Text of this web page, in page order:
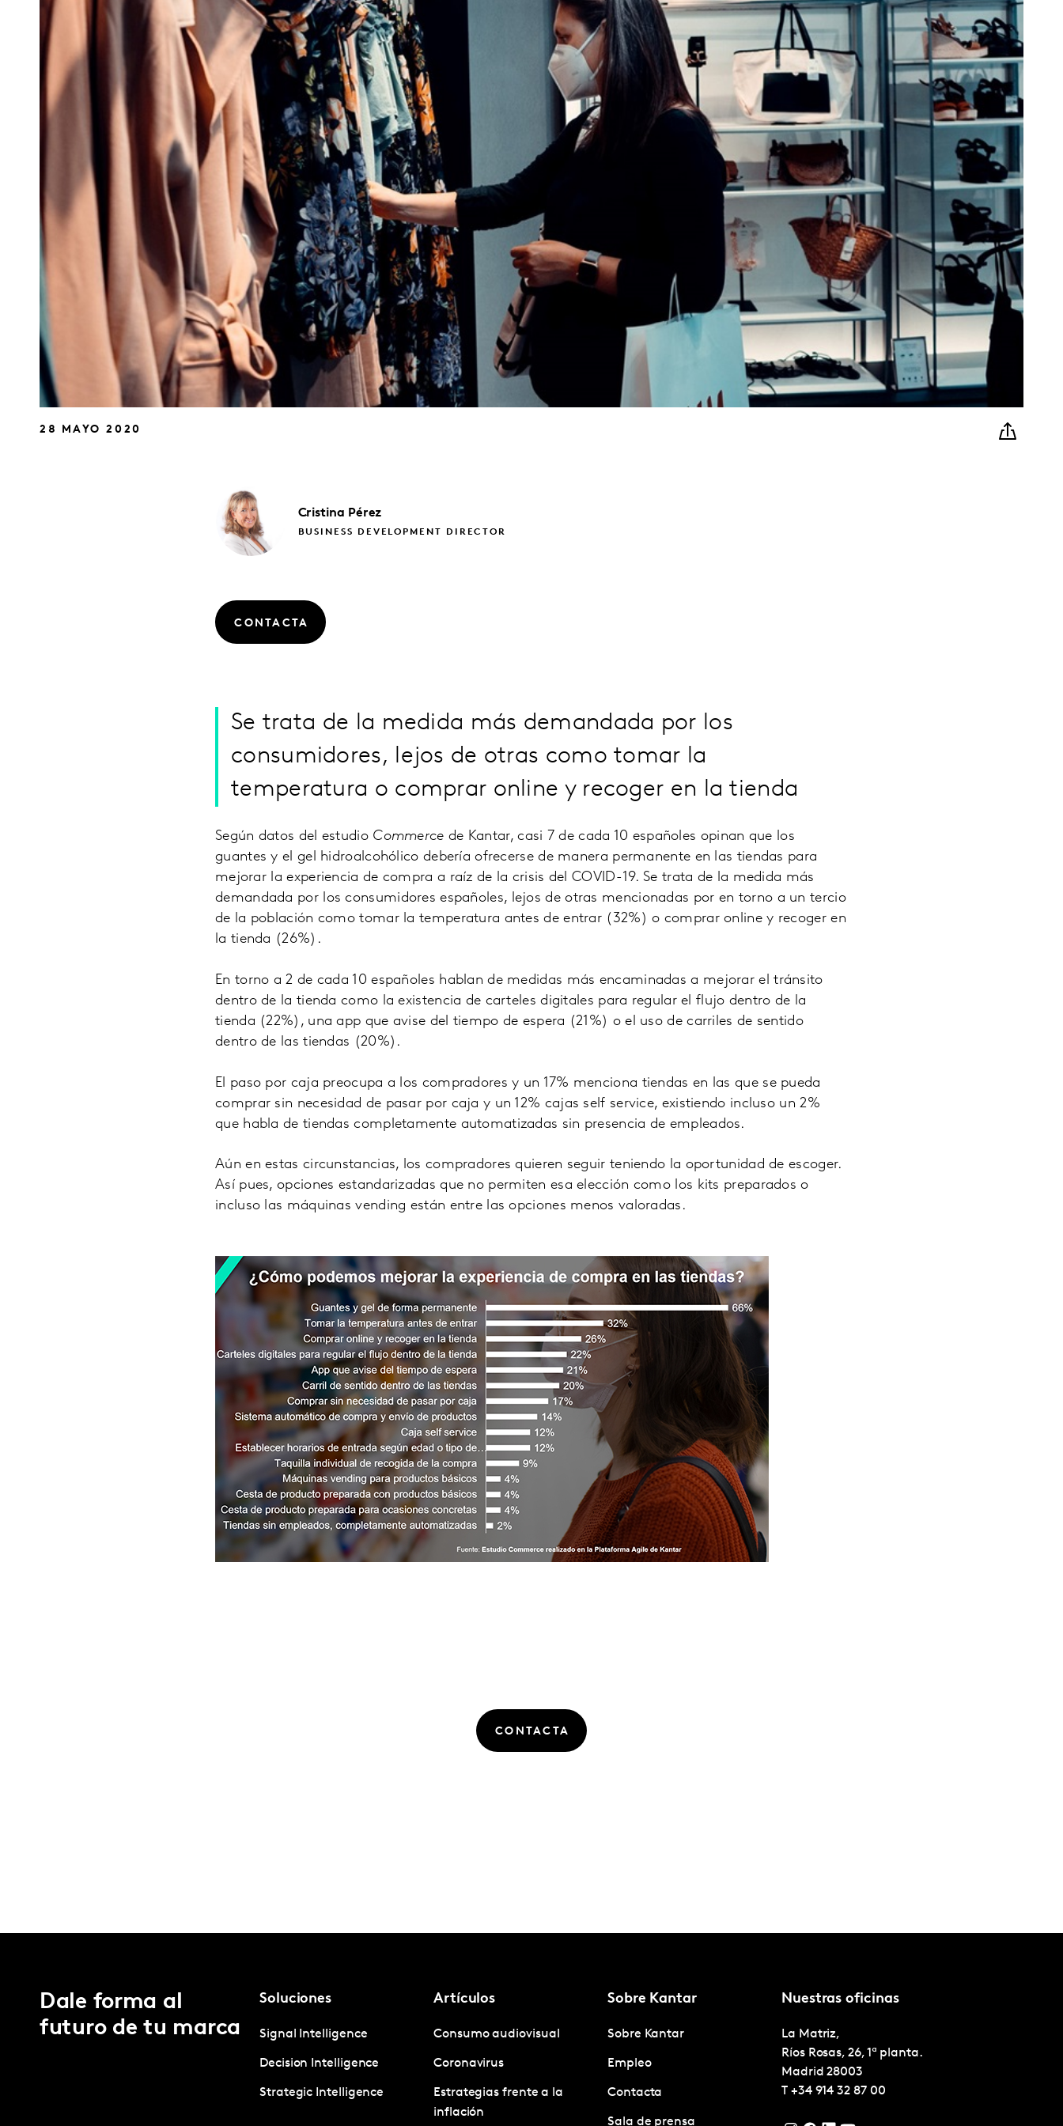
28 MAYO 2020
Cristina Pérez
BUSINESS DEVELOPMENT DIRECTOR
CONTACTA
Se trata de la medida más demandada por los
consumidores, lejos de otras como tomar la
temperatura o comprar online y recoger en la tienda
Según datos del estudio Commerce de Kantar, casi 7 de cada 10 españoles opinan que los
guantes y el gel hidroalcohólico debería ofrecerse de manera permanente en las tiendas para
mejorar la experiencia de compra a raíz de la crisis del COVID-19. Se trata de la medida más
demandada por los consumidores españoles, lejos de otras mencionadas por en torno a un tercio
de la población como tomar la temperatura antes de entrar (32%) o comprar online y recoger en
la tienda (26%).
En torno a 2 de cada 10 españoles hablan de medidas más encaminadas a mejorar el tránsito
dentro de la tienda como la existencia de carteles digitales para regular el flujo dentro de la
tienda (22%), una app que avise del tiempo de espera (21%) o el uso de carriles de sentido
dentro de las tiendas (20%).
El paso por caja preocupa a los compradores y un 17% menciona tiendas en las que se pueda
comprar sin necesidad de pasar por caja y un 12% cajas self service, existiendo incluso un 2%
que habla de tiendas completamente automatizadas sin presencia de empleados.
Aún en estas circunstancias, los compradores quieren seguir teniendo la oportunidad de escoger.
Así pues, opciones estandarizadas que no permiten esa elección como los kits preparados o
incluso las máquinas vending están entre las opciones menos valoradas.
CONTACTA
Dale forma al
futuro de tu marca
Soluciones
Signal Intelligence
Decision Intelligence
Strategic Intelligence
Artículos
Consumo audiovisual
Coronavirus
Estrategias frente a la
inflación
Sobre Kantar
Sobre Kantar
Empleo
Contacta
Sala de prensa
Nuestras oficinas
La Matriz,
Ríos Rosas, 26, 1ª planta.
Madrid 28003
T +34 914 32 87 00